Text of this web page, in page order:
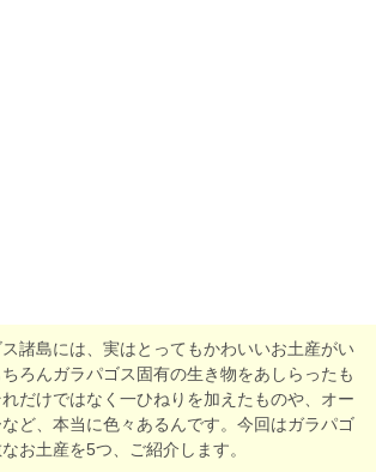
諸島には、実はとってもかわいいお土産がい
ろんガラパゴス固有の生き物をあしらったも
だけではなく一ひねりを加えたものや、オー
ど、本当に色々あるんです。今回はガラパゴ
お土産を5つ、ご紹介します。